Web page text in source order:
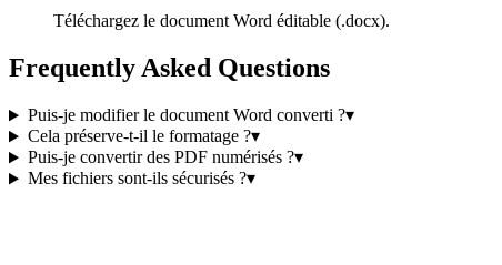
Téléchargez le document Word éditable (.docx).
Frequently Asked Questions
Puis-je modifier le document Word converti ?▾
Cela préserve-t-il le formatage ?▾
Puis-je convertir des PDF numérisés ?▾
Mes fichiers sont-ils sécurisés ?▾